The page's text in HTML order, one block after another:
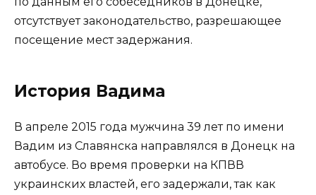
отсутствует законодательство, разрешающее
посещение мест задержания.
История Вадима
В апреле 2015 года мужчина 39 лет по имени
Вадим из Славянска направлялся в Донецк на
автобусе. Во время проверки на КПВВ
украинских властей, его задержали, так как